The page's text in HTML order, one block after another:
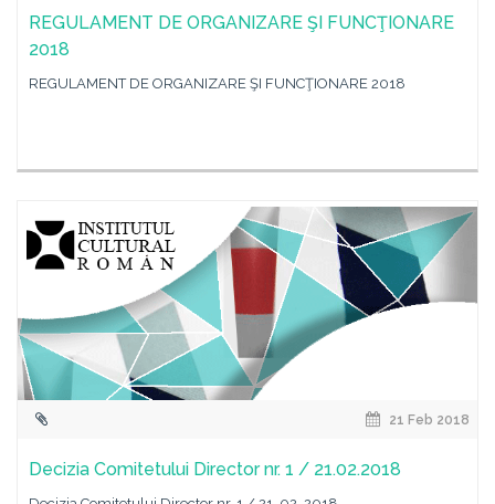
REGULAMENT DE ORGANIZARE ŞI FUNCŢIONARE
2018
REGULAMENT DE ORGANIZARE ŞI FUNCŢIONARE 2018
21 Feb 2018
Decizia Comitetului Director nr. 1 / 21.02.2018